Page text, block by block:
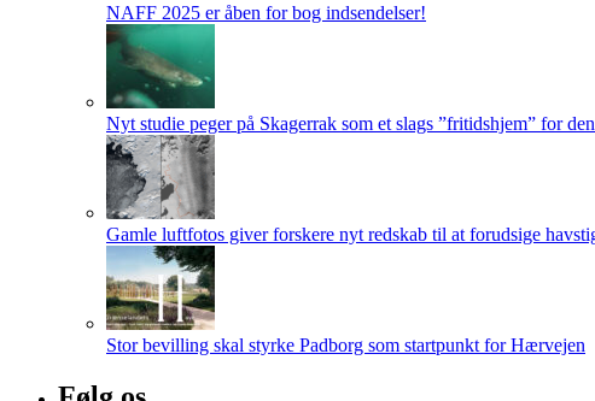
NAFF 2025 er åben for bog indsendelser!
Nyt studie peger på Skagerrak som et slags ”fritidshjem” for
Gamle luftfotos giver forskere nyt redskab til at forudsige
Stor bevilling skal styrke Padborg som startpunkt for Hærvejen